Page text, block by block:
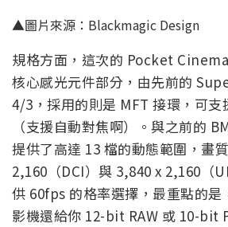
▲圖片來源：Blackmagic Design
規格方面，這次的 Pocket
核心感光元件部分，由先前的
4/3，採用的則是 MFT 接環，可支
（支援自動對焦啊）。與之前的
提供了高達 13 檔的動態範圍，畫
2,160（DCI）與 3,840 x 2,160（
供 60fps 的格率選擇，最重點的是
影機還給你 12-bit RAW 或 10-bit